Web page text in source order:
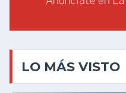
LO MÁS VISTO